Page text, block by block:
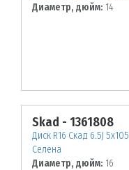
Диаметр, дюйм: 14
Skad - 1361808
Диск R16 Скад 6.5J
Селена
Диаметр, дюйм: 16